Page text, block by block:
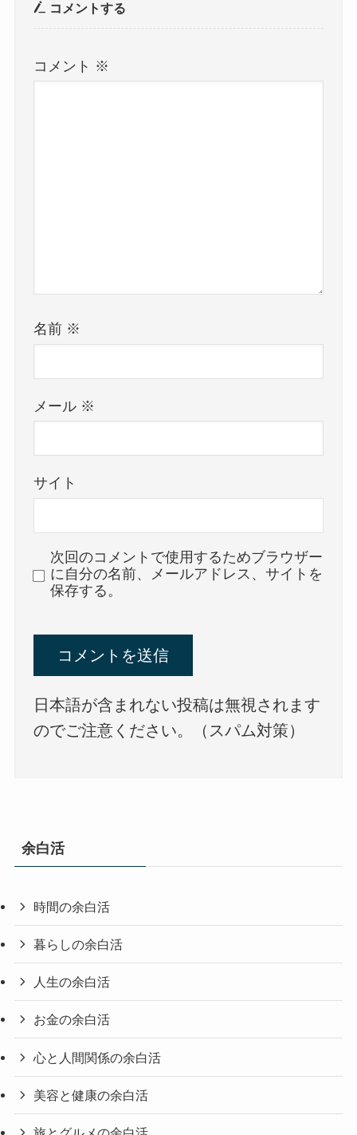
コメントする
コメント ※
名前 ※
メール ※
サイト
次回のコメントで使用するためブラウザー
に自分の名前、メールアドレス、サイトを
保存する。
日本語が含まれない投稿は無視されます
のでご注意ください。（スパム対策）
余白活
時間の余白活
暮らしの余白活
人生の余白活
お金の余白活
心と人間関係の余白活
美容と健康の余白活